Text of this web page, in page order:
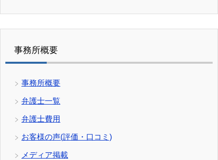
事務所概要
事務所概要
弁護士一覧
弁護士費用
お客様の声(評価・口コミ)
メディア掲載